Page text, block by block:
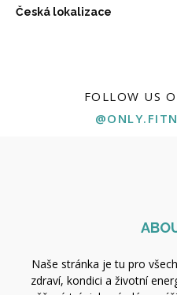
Česká lokalizace
FOLLOW US
Naše stránka je tu pro
zdraví, kondici a životní